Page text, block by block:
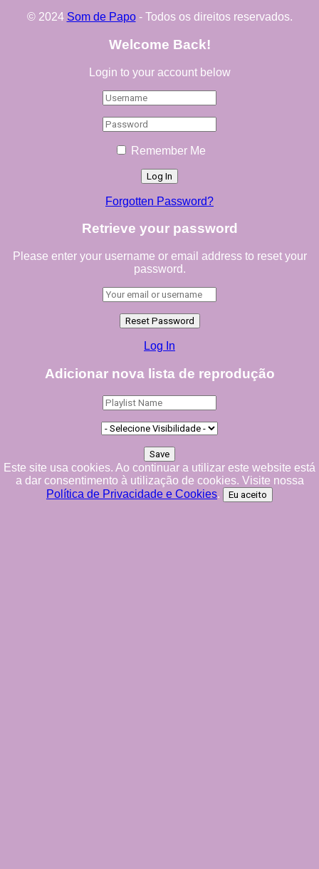
© 2024 Som de Papo- Todos os direitos reservados.
Welcome Back!
Login to your account below
Remember Me
Forgotten Password?
Retrieve your password
Please enter your username or email address to reset your
password.
Log In
Adicionar nova lista de reprodução
Este site usa cookies. Ao continuar a utilizar este website está
a dar consentimento à utilização de cookies. Visite nossa
Política de Privacidade e Cookies. Eu aceito